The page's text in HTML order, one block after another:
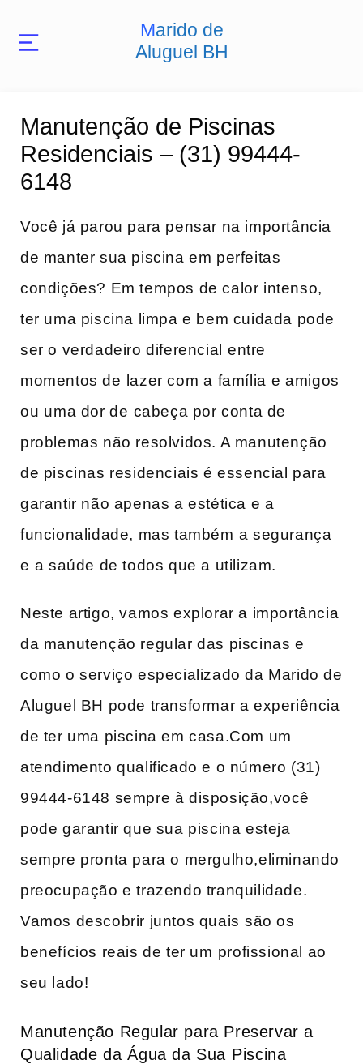
Marido de
Aluguel BH
Manutenção de Piscinas
Residenciais – (31) 99444-
6148
Você já parou para pensar na importância
de manter sua piscina ​em perfeitas
condições? Em tempos de calor intenso,
ter uma piscina limpa e bem cuidada pode
ser o verdadeiro diferencial⁣ entre
momentos de ⁢lazer​ com a ⁤família⁢ e amigos
ou ⁣uma dor de ⁢cabeça por conta de
problemas não resolvidos. A manutenção
de piscinas residenciais ‌é essencial para
garantir não apenas a estética e a
funcionalidade, mas também⁣ a segurança
e⁢ a ‌saúde de todos que a utilizam.
Neste artigo, ‌vamos explorar a importância
da manutenção regular das piscinas e
como o serviço especializado da Marido‌ de
Aluguel BH pode transformar a experiência
de ter uma piscina em casa.Com um
atendimento qualificado e o número (31)
99444-6148 sempre à disposição,você
pode garantir que sua piscina esteja
sempre pronta para o mergulho,eliminando
preocupação e trazendo tranquilidade.
Vamos descobrir juntos quais⁢ são os
benefícios reais‌ de ter um⁢ profissional ao
seu lado!
Manutenção Regular para Preservar a
Qualidade da⁤ Água da Sua ⁢Piscina